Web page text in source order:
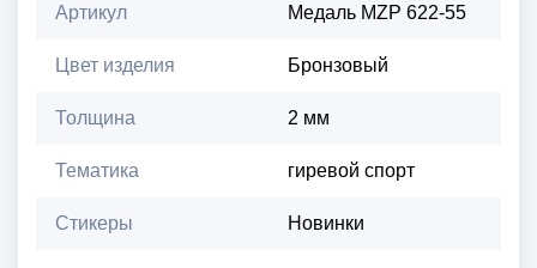
Артикул Медаль MZP 622-55
Цвет изделия Бронзовый
Толщина 2 мм
Тематика гиревой спорт
Стикеры Новинки